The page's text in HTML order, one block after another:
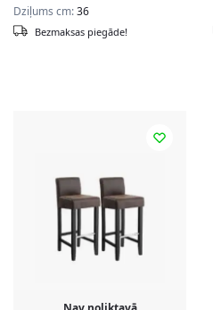
Dziļums cm:36
Bezmaksas piegāde!